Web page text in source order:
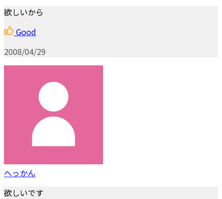
欲しいから
Good
2008/04/29
へっかん
欲しいです